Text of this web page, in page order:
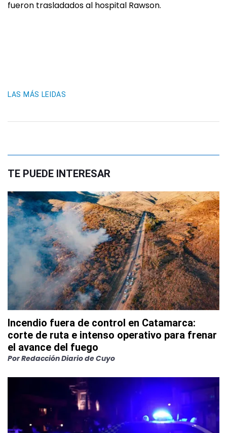
fueron trasladados al hospital Rawson.
LAS MÁS LEIDAS
TE PUEDE INTERESAR
Incendio fuera de control en Catamarca:
corte de ruta e intenso operativo para frenar
el avance del fuego
PorRedacción Diario de Cuyo